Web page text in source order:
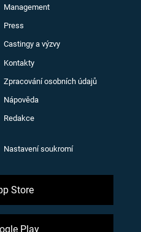
Management
Press
Castingy a výzvy
Kontakty
Zpracování osobních údajů
Nápověda
Redakce
Nastavení soukromí
Store
Play